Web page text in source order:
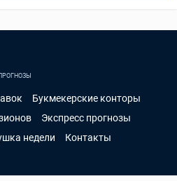
Букмекерские конторы
Экспресс прогнозы
недели Контакты